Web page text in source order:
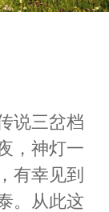
说三岔档
，神灯一
有幸见到
。从此这